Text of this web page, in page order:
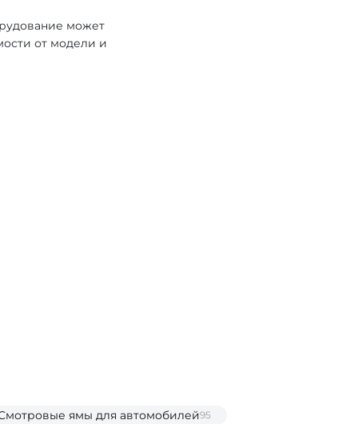
может
от модели и
ямы для автомобилей95